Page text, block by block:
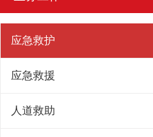
应急救护
应急救援
人道救助